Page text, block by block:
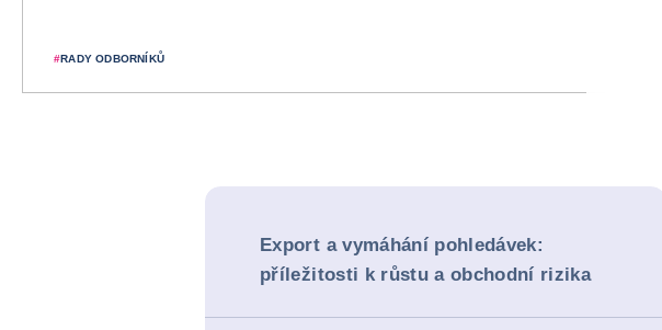
#RADY ODBORNÍKŮ
Export a vymáhání pohledávek:
příležitosti k růstu a obchodní rizika